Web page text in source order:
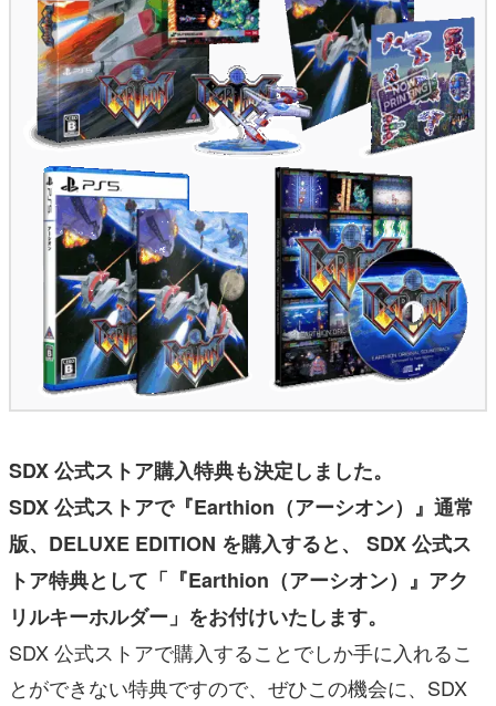
SDX 公式ストア購入特典も決定しました。
SDX 公式ストアで『Earthion（アーシオン）』通常
版、DELUXE EDITION を購入すると、 SDX 公式ス
トア特典として「『Earthion（アーシオン）』アク
リルキーホルダー」をお付けいたします。
SDX 公式ストアで購入することでしか手に入れるこ
とができない特典ですので、ぜひこの機会に、SDX